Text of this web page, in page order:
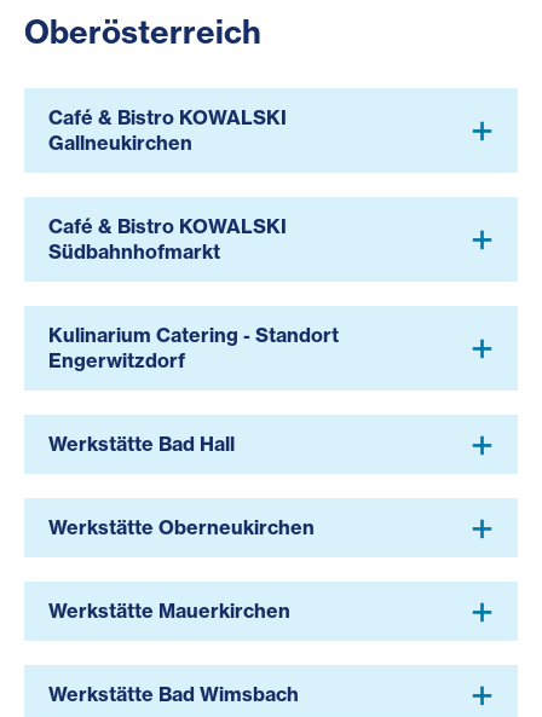
Oberösterreich
Café & Bistro KOWALSKI
Gallneukirchen
Café & Bistro KOWALSKI
Südbahnhofmarkt
Kulinarium Catering - Standort
Engerwitzdorf
Werkstätte Bad Hall
Werkstätte Oberneukirchen
Werkstätte Mauerkirchen
Werkstätte Bad Wimsbach